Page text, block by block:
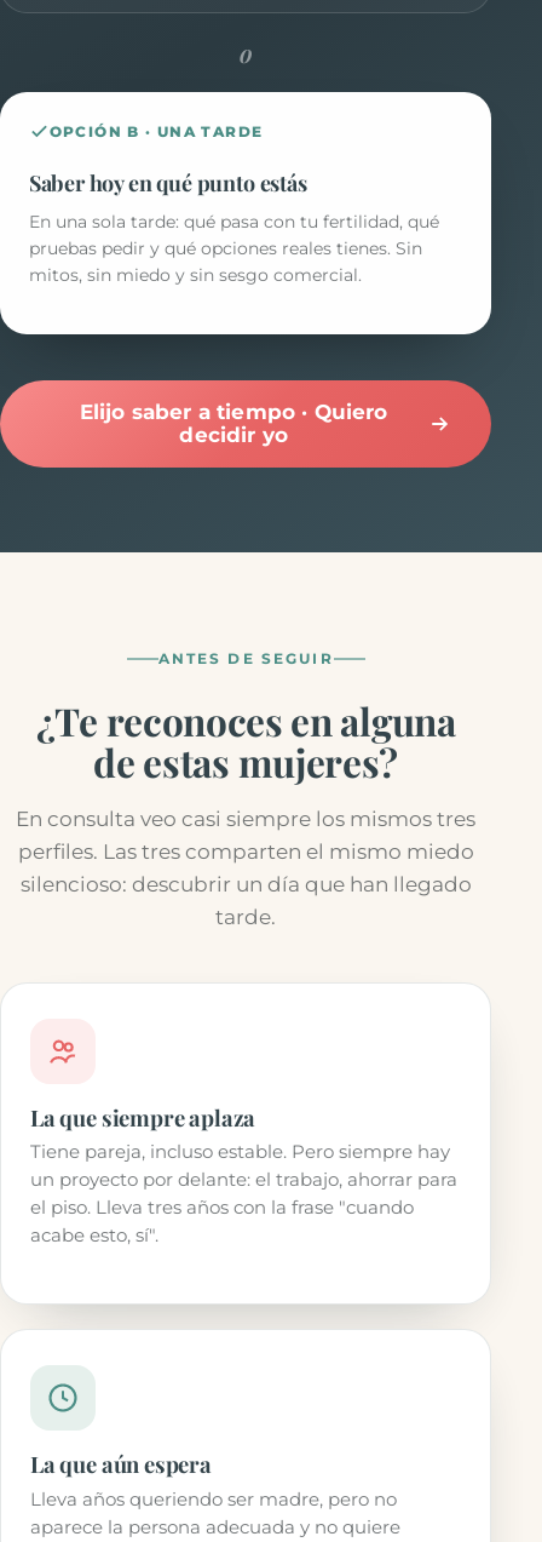
o
OPCIÓN B · UNA TARDE
Saber hoy en qué punto estás
En una sola tarde: qué pasa con tu fertilidad, qué
pruebas pedir y qué opciones reales tienes. Sin
mitos, sin miedo y sin sesgo comercial.
Elijo saber a tiempo · Quiero
decidir yo
ANTES DE SEGUIR
¿Te reconoces en alguna
de estas mujeres?
En consulta veo casi siempre los mismos tres
perfiles. Las tres comparten el mismo miedo
silencioso: descubrir un día que han llegado
tarde.
La que siempre aplaza
Tiene pareja, incluso estable. Pero siempre hay
un proyecto por delante: el trabajo, ahorrar para
el piso. Lleva tres años con la frase "cuando
acabe esto, sí".
La que aún espera
Lleva años queriendo ser madre, pero no
aparece la persona adecuada y no quiere